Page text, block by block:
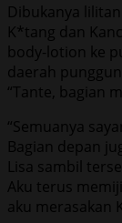
Dibukanya
K*tang dan
body-lotion ke
daerah
“Tante, bagian
“Semuanya
Bagian depan
Lisa sambil
Aku terus
aku merasakan